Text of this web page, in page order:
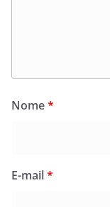
Nome*
E-mail*